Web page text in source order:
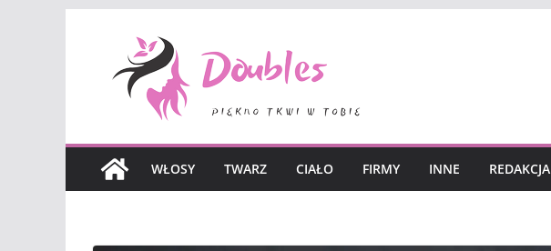
content
WŁOSY TWARZ CIAŁO FIRMY INNE REDAKCJA